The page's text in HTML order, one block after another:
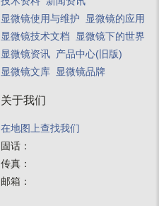
显微镜使用与维护
显微镜的应用
显微镜技术文档
显微镜下的世界
显微镜资讯 产品中心(旧版)
显微镜文库 显微镜品牌
关于我们
在地图上查找我们
固话：
传真：
邮箱：